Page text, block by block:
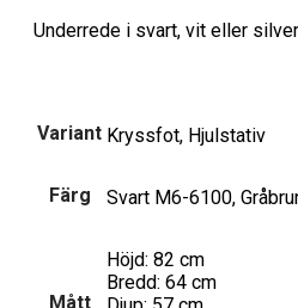
Underrede i svart, vit eller
Variant Kryssfot, Hjulstativ
Färg Svart M6-6100,
Mått
Höjd: 82 cm
Bredd: 64 cm